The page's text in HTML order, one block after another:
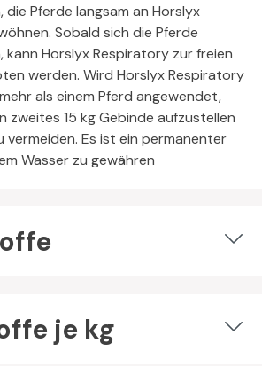
die Pferde langsam an Horslyx
Sobald sich die Pferde
kann Horslyx Respiratory zur freien
werden. Wird Horslyx Respiratory
als einem Pferd angewendet,
zweites 15 kg Gebinde aufzustellen
vermeiden. Es ist ein permanenter
Wasser zu gewähren
je kg